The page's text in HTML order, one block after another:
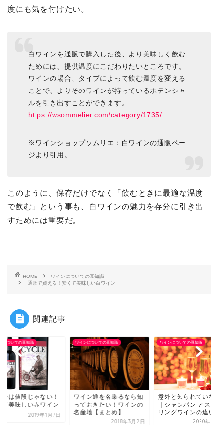
度にも気を付けたい。
白ワインを通販で購入した後、より美味しく飲む
ためには、提供温度にこだわりたいところです。
ワインの場合、タイプによって飲む温度を変える
ことで、よりそのワインが持っているポテンシャ
ルを引き出すことができます。
https://wsommelier.com/category/1735/
※ワインショップソムリエ：白ワインの通販ペー
ジより引用。
このように、保存だけでなく「飲むときに最適な温度
で飲む」という事も、白ワインの魅力を存分に引き出
すためには重要だ。
HOME
ワインについての豆知識
通販で買える！安くて美味しい白ワイン
関連記事
についての豆知識
ンは値段じゃない！
て美味しい赤ワイン
2019年1月7日
ワインについての豆知識
ワイン通を名乗るなら知
っておきたい！ワインの
名産地【まとめ】
2018年3月2日
ワインについての豆知識
意外と知られていな
｜シャンパン とス
リングワインの違い
2020年6